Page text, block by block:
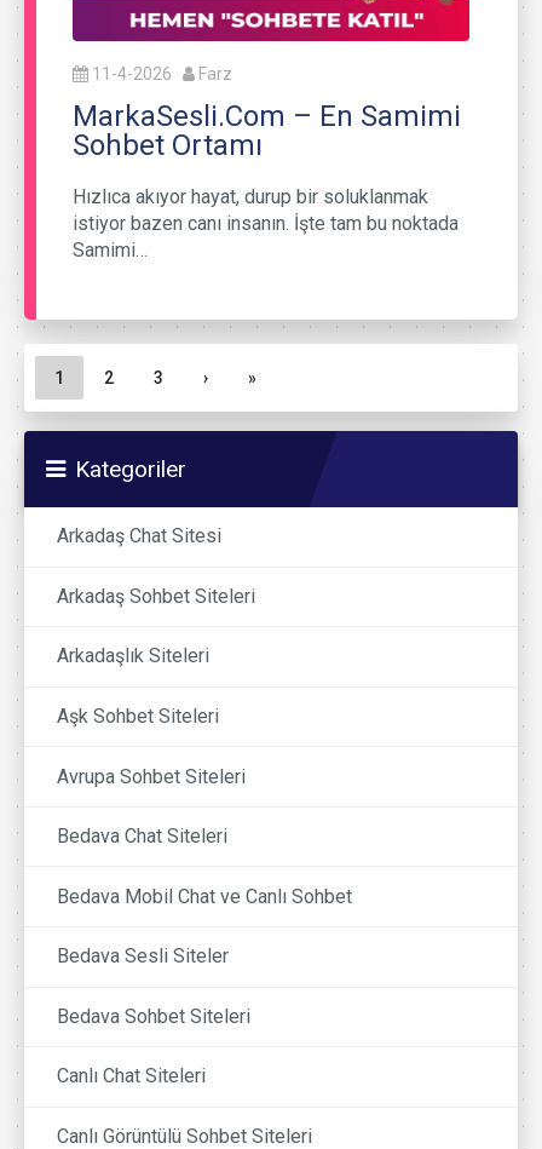
11-4-2026 Farz
MarkaSesli.Com – En Samimi
Sohbet Ortamı
Hızlıca akıyor hayat, durup bir soluklanmak
istiyor bazen canı insanın. İşte tam bu noktada
Samimi…
Sayfa gezinme
Geçerli Sayfa
1 Sayfa
2 Sayfa
3 › »
Kategoriler
Arkadaş Chat Sitesi
Arkadaş Sohbet Siteleri
Arkadaşlık Siteleri
Aşk Sohbet Siteleri
Avrupa Sohbet Siteleri
Bedava Chat Siteleri
Bedava Mobil Chat ve Canlı Sohbet
Bedava Sesli Siteler
Bedava Sohbet Siteleri
Canlı Chat Siteleri
Canlı Görüntülü Sohbet Siteleri